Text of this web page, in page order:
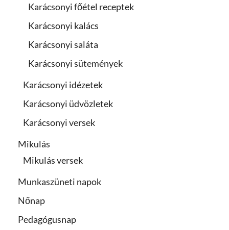
Karácsonyi főétel receptek
Karácsonyi kalács
Karácsonyi saláta
Karácsonyi sütemények
Karácsonyi idézetek
Karácsonyi üdvözletek
Karácsonyi versek
Mikulás
Mikulás versek
Munkaszüneti napok
Nőnap
Pedagógusnap